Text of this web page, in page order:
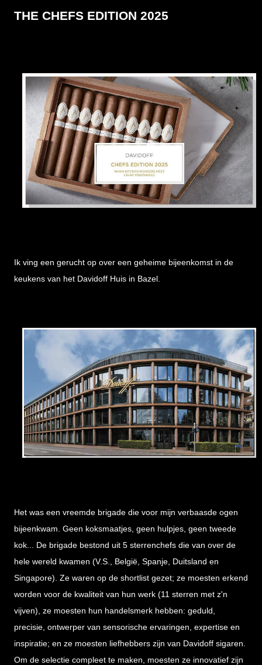
THE CHEFS EDITION 2025
Ik ving een gerucht op over een geheime bijeenkomst in de
keukens van het Davidoff Huis in Bazel.
Het was een vreemde brigade die voor mijn verbaasde ogen
bijeenkwam. Geen koksmaatjes, geen hulpjes, geen tweede
kok... De brigade bestond uit 5 sterrenchefs die van over de
hele wereld kwamen (V.S., België, Spanje, Duitsland en
Singapore). Ze waren op de shortlist gezet; ze moesten erkend
worden voor de kwaliteit van hun werk (11 sterren met z'n
vijven), ze moesten hun handelsmerk hebben: geduld,
precisie, ontwerper van sensorische ervaringen, expertise en
inspiratie; en ze moesten liefhebbers zijn van Davidoff sigaren.
Om de selectie compleet te maken, moesten ze innovatief zijn